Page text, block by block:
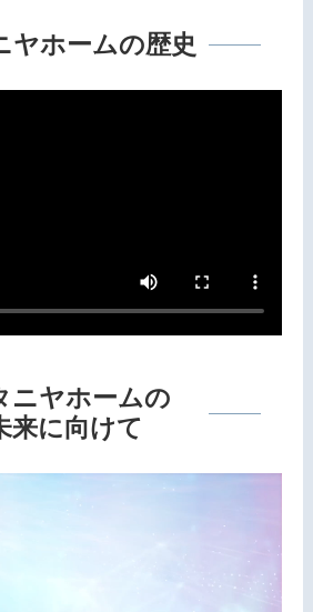
ヤホームの歴史
ニヤホームの
来に向けて